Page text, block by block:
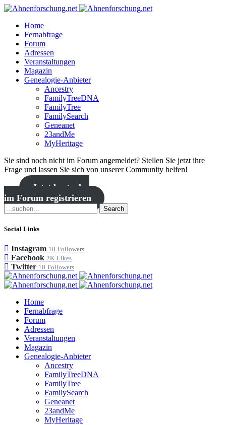
Home
Fernabfrage
Forum
Adressen
Veranstaltungen
Magazin
Genealogie-Anbieter
Ancestry
FamilyTreeDNA
FamilyTree
FamilySearch
Geneanet
23andMe
MyHeritage
Sie sind noch nicht im Forum angemeldet? Stellen Sie jetzt ihre
Frage und lassen Sie sich von unserer Community helfen!
Jetzt kostenlos
im Forum registrieren
Search
Social Links
Instagram 10 Followers
Facebook 2K Likes
Twitter 10 Followers
Home
Fernabfrage
Forum
Adressen
Veranstaltungen
Magazin
Genealogie-Anbieter
Ancestry
FamilyTreeDNA
FamilyTree
FamilySearch
Geneanet
23andMe
MyHeritage